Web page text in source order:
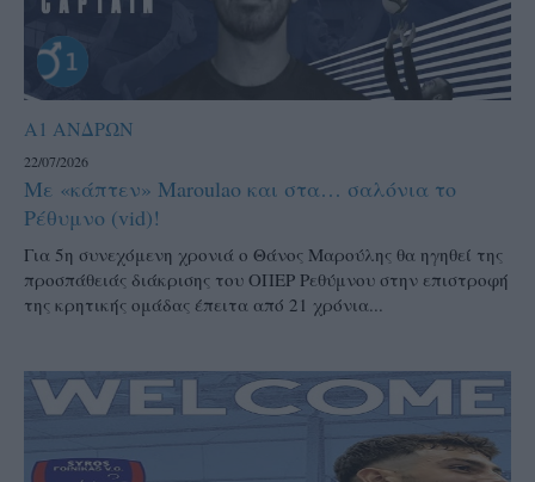
Α1 ΑΝΔΡΩΝ
22/07/2026
Με «κάπτεν» Maroulao και στα… σαλόνια το
Ρέθυμνο (vid)!
Για 5η συνεχόμενη χρονιά ο Θάνος Μαρούλης θα ηγηθεί της
προσπάθειάς διάκρισης του ΟΠΕΡ Ρεθύμνου στην επιστροφή
της κρητικής ομάδας έπειτα από 21 χρόνια...